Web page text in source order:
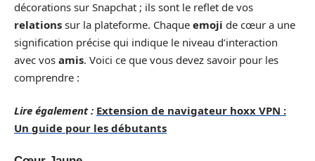
décorations sur Snapchat ; ils sont le reflet de vos
relations sur la plateforme. Chaque emoji de cœur a une
signification précise qui indique le niveau d’interaction
avec vos amis. Voici ce que vous devez savoir pour les
comprendre :
Lire également : Extension de navigateur hoxx VPN :
Un guide pour les débutants